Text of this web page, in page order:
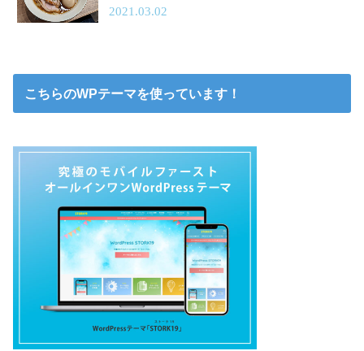
2021.03.02
こちらのWPテーマを使っています！